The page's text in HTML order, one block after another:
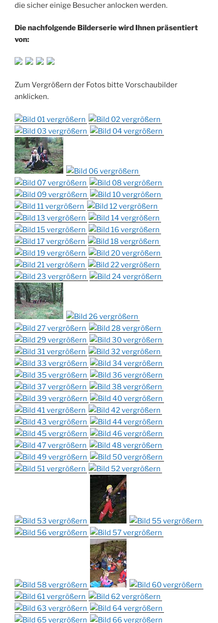
die sicher einige Besucher anlocken werden.
Die nachfolgende Bilderserie wird Ihnen präsentiert
von:
Zum Vergrößern der Fotos bitte Vorschaubilder
anklicken.